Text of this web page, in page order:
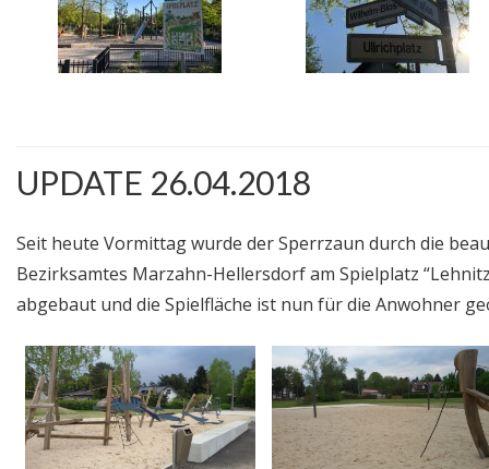
UPDATE 26.04.2018
Seit heute Vormittag wurde der Sperrzaun durch die
Bezirksamtes Marzahn-Hellersdorf am Spielplatz
abgebaut und die Spielfläche ist nun für die Anwohner